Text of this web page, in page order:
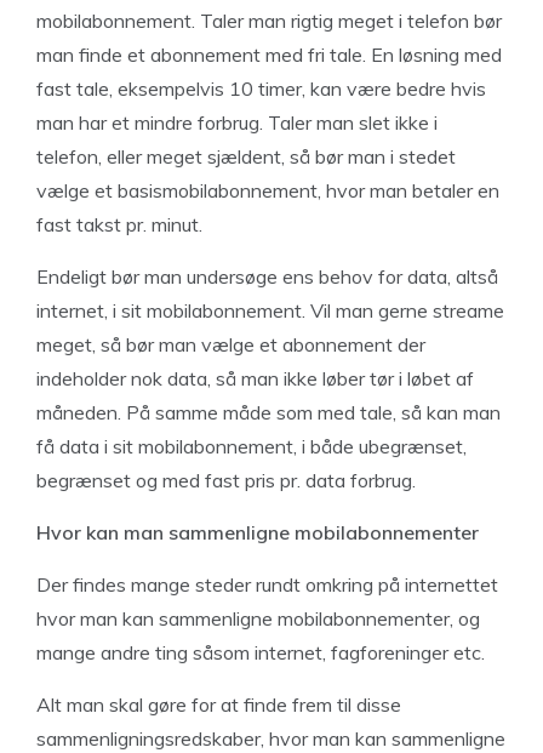
mobilabonnement. Taler man rigtig meget i telefon bør
man finde et abonnement med fri tale. En løsning med
fast tale, eksempelvis 10 timer, kan være bedre hvis
man har et mindre forbrug. Taler man slet ikke i
telefon, eller meget sjældent, så bør man i stedet
vælge et basismobilabonnement, hvor man betaler en
fast takst pr. minut.
Endeligt bør man undersøge ens behov for data, altså
internet, i sit mobilabonnement. Vil man gerne streame
meget, så bør man vælge et abonnement der
indeholder nok data, så man ikke løber tør i løbet af
måneden. På samme måde som med tale, så kan man
få data i sit mobilabonnement, i både ubegrænset,
begrænset og med fast pris pr. data forbrug.
Hvor kan man sammenligne mobilabonnementer
Der findes mange steder rundt omkring på internettet
hvor man kan sammenligne mobilabonnementer, og
mange andre ting såsom internet, fagforeninger etc.
Alt man skal gøre for at finde frem til disse
sammenligningsredskaber, hvor man kan sammenligne